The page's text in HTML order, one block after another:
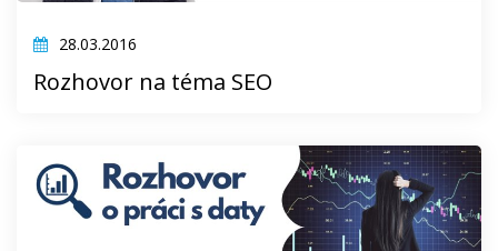
28.03.2016
Rozhovor na téma SEO